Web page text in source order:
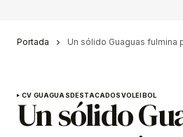
Portada Un sólido Guaguas fulmina
CV GUAGUASDESTACADOSVOLEIBOL
Un sólido